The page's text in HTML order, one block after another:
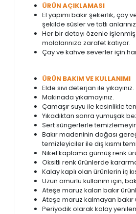
ÜRÜN AÇIKLAMASI
El yapımı bakır şekerlik,
şekilde süsler ve tatlı
Her bir detayı özenle
molalarınıza zarafet katıyor.
Çay ve kahve severler için
ÜRÜN BAKIM VE KULLANIMI
Elde sıvı deterjan ile yıkayınız.
Makinada yıkamayınız.
Çamaşır suyu ile kesinlikle
Yıkadıktan sonra yumuşak
Sert süngerlerle
Bakır madeninin doğası
temizleyiciler ile dış kısmı
Nikel kaplama gümüş renk
Oksitli renk ürünlerde
Kalay kaplı olan ürünlerin iç
Uzun ömürlü kullanım için,
Ateşe maruz kalan bakır
Ateşe maruz kalmayan
Periyodik olarak kalay